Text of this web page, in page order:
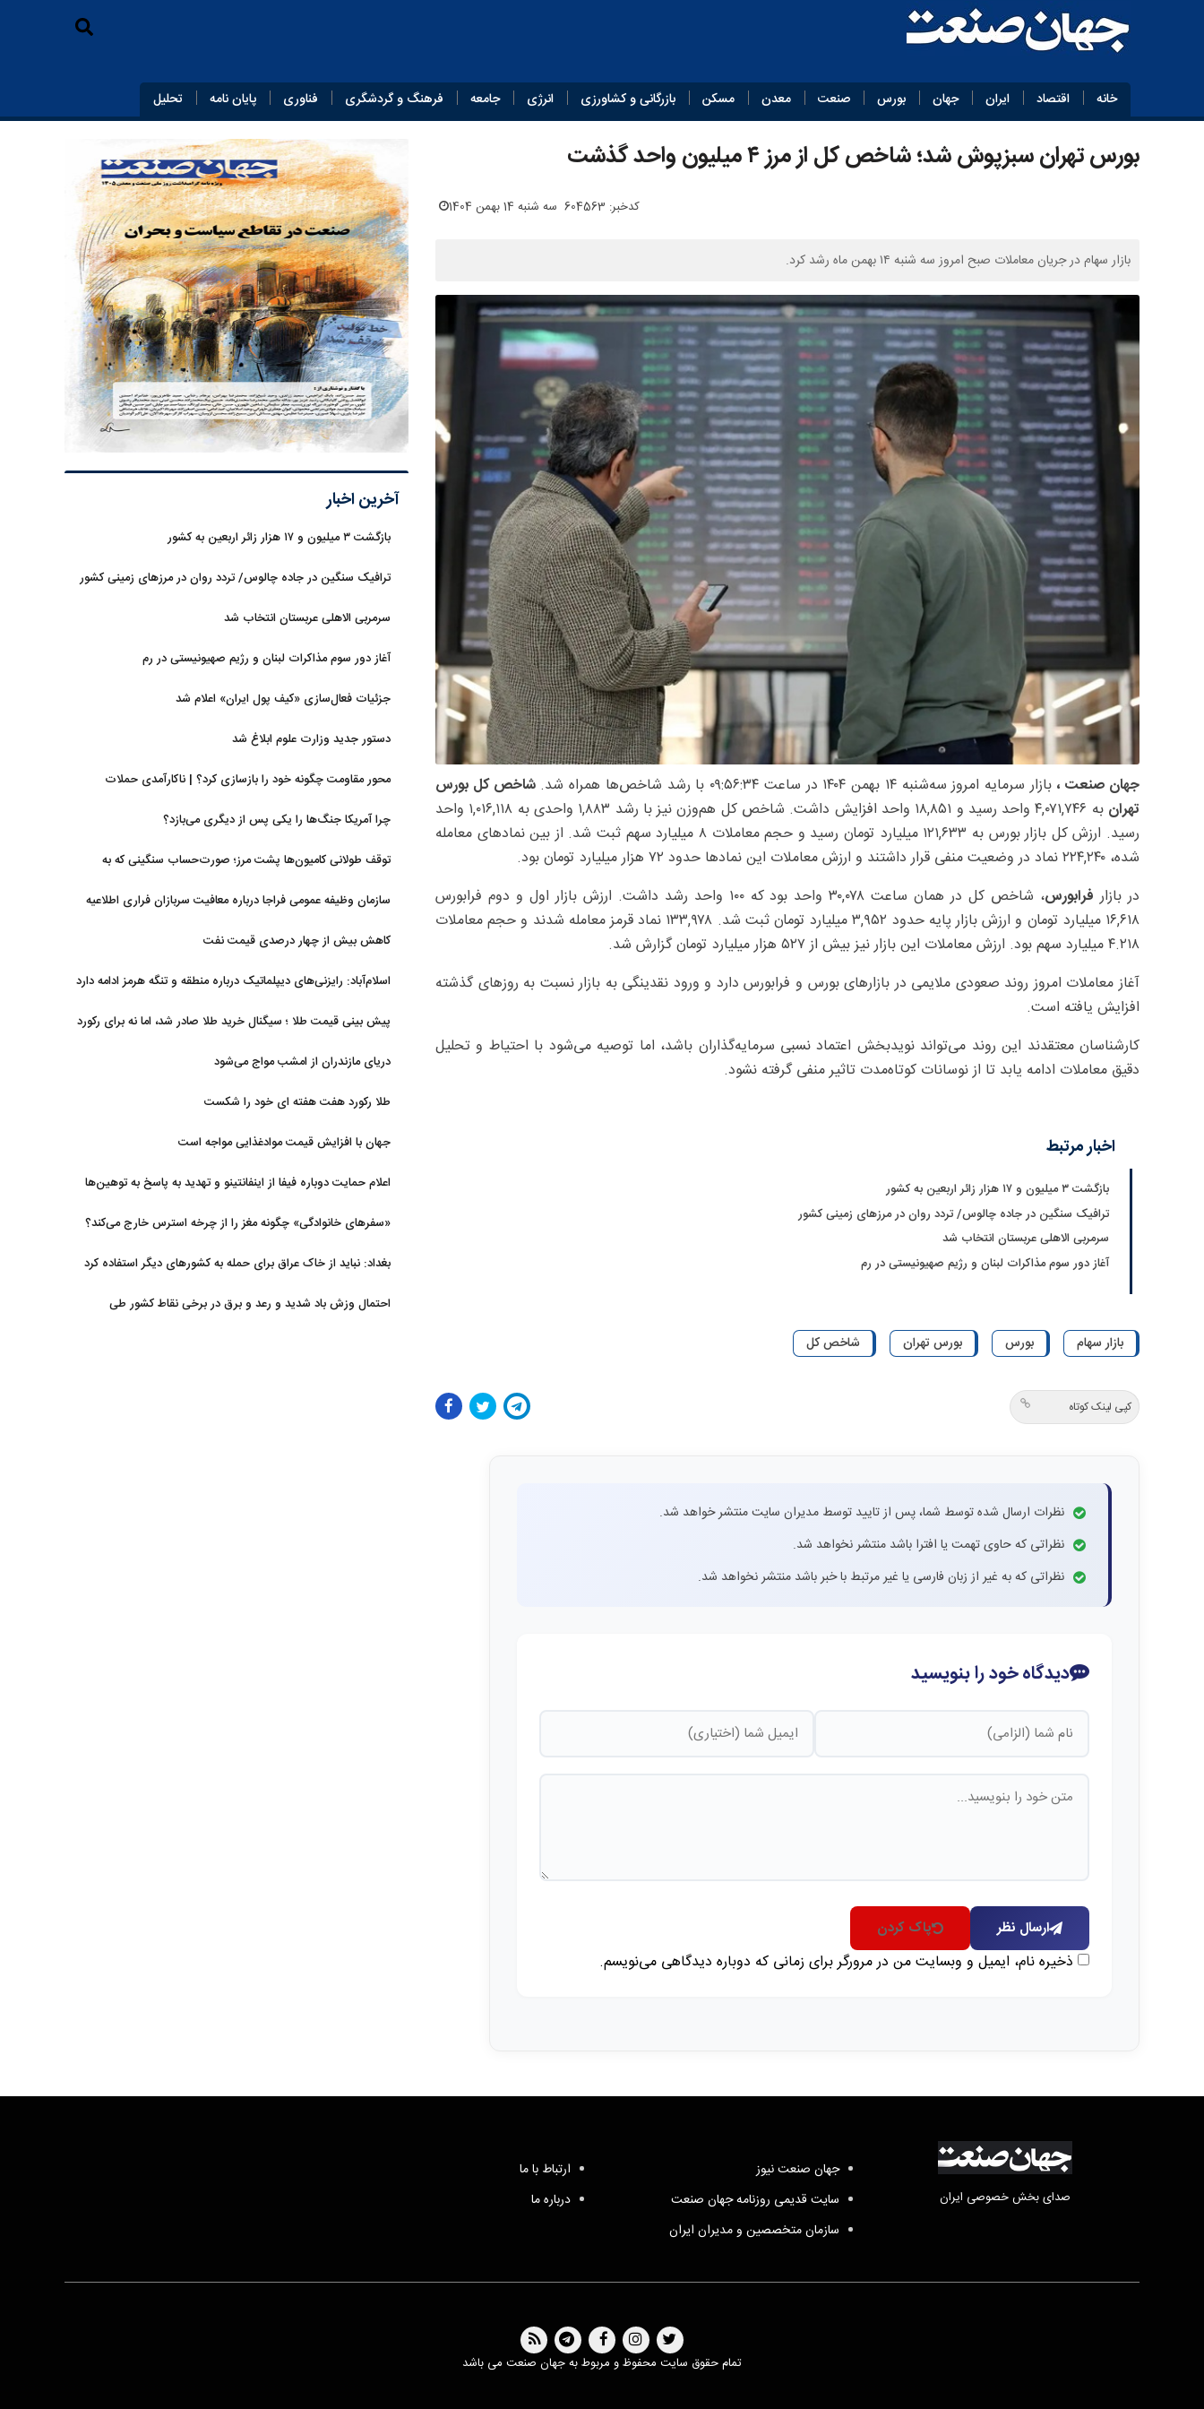
خانه اقتصاد ایران جهان بورس صنعت معدن مسکن بازرگانی و کشاورزی انرژی جامعه فرهنگ و گردشگری فناوری پایان‌ نامه تحلیل
بورس تهران سبزپوش شد؛ شاخص کل از مرز ۴ میلیون واحد گذشت
کدخبر: 604563 سه شنبه 14 بهمن 1404
بازار سهام در جریان معاملات صبح امروز سه شنبه ۱۴ بهمن ماه رشد کرد.
جهان صنعت ، بازار سرمایه امروز سه‌شنبه ۱۴ بهمن ۱۴۰۴ در ساعت ۰۹:۵۶:۳۴ با رشد شاخص‌ها همراه شد.
شاخص کل بورس
تهران
به ۴,۰۷۱,۷۴۶ واحد رسید و ۱۸,۸۵۱ واحد افزایش داشت. شاخص کل هم‌وزن نیز با رشد ۱,۸۸۳ واحدی به ۱,۰۱۶,۱۱۸ واحد
رسید. ارزش کل بازار بورس به ۱۲۱,۶۳۳ میلیارد تومان رسید و حجم معاملات ۸ میلیارد سهم ثبت شد. از بین نمادهای معامله
شده، ۲۲۴,۲۴۰ نماد در وضعیت منفی قرار داشتند و ارزش معاملات این نمادها حدود ۷۲ هزار میلیارد تومان بود.
در بازار فرابورس
، شاخص کل در همان ساعت ۳۰,۰۷۸ واحد بود که ۱۰۰ واحد رشد داشت. ارزش بازار اول و دوم فرابورس
۱۶,۶۱۸ میلیارد تومان و ارزش بازار پایه حدود ۳,۹۵۲ میلیارد تومان ثبت شد. ۱۳۳,۹۷۸ نماد قرمز معامله شدند و حجم معاملات
۴.۲۱۸ میلیارد سهم بود. ارزش معاملات این بازار نیز بیش از ۵۲۷ هزار میلیارد تومان گزارش شد.
آغاز معاملات امروز روند صعودی ملایمی در بازارهای بورس و فرابورس دارد و ورود نقدینگی به بازار نسبت به روزهای گذشته
افزایش یافته است.
کارشناسان معتقدند این روند می‌تواند نویدبخش اعتماد نسبی سرمایه‌گذاران باشد، اما توصیه می‌شود با احتیاط و تحلیل
دقیق معاملات ادامه یابد تا از نوسانات کوتاه‌مدت تاثیر منفی گرفته نشود.
اخبار مرتبط
بازگشت ۳ میلیون و ۱۷ هزار زائر اربعین به کشور
ترافیک سنگین در جاده چالوس/ تردد روان در مرزهای زمینی کشور
سرمربی الاهلی عربستان انتخاب شد
آغاز دور سوم مذاکرات لبنان و رژیم صهیونیستی در رم
بازار سهام بورس بورس تهران شاخص کل
کپی لینک کوتاه
نظرات ارسال شده توسط شما، پس از تایید توسط مدیران سایت منتشر خواهد شد.
نظراتی که حاوی تهمت یا افترا باشد منتشر نخواهد شد.
نظراتی که به غیر از زبان فارسی یا غیر مرتبط با خبر باشد منتشر نخواهد شد.
دیدگاه خود را بنویسید
ارسال نظر پاک کردن
ذخیره نام، ایمیل و وبسایت من در مرورگر برای زمانی که دوباره دیدگاهی می‌نویسم.
آخرین اخبار
بازگشت ۳ میلیون و ۱۷ هزار زائر اربعین به کشور
ترافیک سنگین در جاده چالوس/ تردد روان در مرزهای زمینی کشور
سرمربی الاهلی عربستان انتخاب شد
آغاز دور سوم مذاکرات لبنان و رژیم صهیونیستی در رم
جزئیات فعال‌سازی «کیف پول ایران» اعلام شد
دستور جدید وزارت علوم ابلاغ شد
محور مقاومت چگونه خود را بازسازی کرد؟ | ناکارآمدی حملات
چرا آمریکا جنگ‌ها را یکی پس از دیگری می‌بازد؟
توقف طولانی کامیون‌ها پشت مرز؛ صورت‌حساب سنگینی که به
سازمان وظیفه عمومی فراجا درباره معافیت سربازان فراری اطلاعیه
کاهش بیش از چهار درصدی قیمت نفت
اسلام‌آباد: رایزنی‌های دیپلماتیک درباره منطقه و تنگه هرمز ادامه دارد
پیش بینی قیمت طلا ؛ سیگنال خرید طلا صادر شد، اما نه برای رکورد
دریای مازندران از امشب مواج می‌شود
طلا رکورد هفت هفته ای خود را شکست
جهان با افزایش قیمت موادغذایی مواجه است
اعلام حمایت دوباره فیفا از اینفانتینو و تهدید به پاسخ به توهین‌ها
«سفرهای خانوادگی» چگونه مغز را از چرخه استرس خارج می‌کند؟
بغداد: نباید از خاک عراق برای حمله به کشورهای دیگر استفاده کرد
احتمال وزش باد شدید و رعد و برق در برخی نقاط کشور طی
صدای بخش خصوصی ایران
جهان صنعت نیوز
سایت قدیمی روزنامه جهان صنعت
سازمان متخصصین و مدیران ایران
ارتباط با ما
درباره ما
تمام حقوق سایت محفوظ و مربوط به جهان صنعت می باشد